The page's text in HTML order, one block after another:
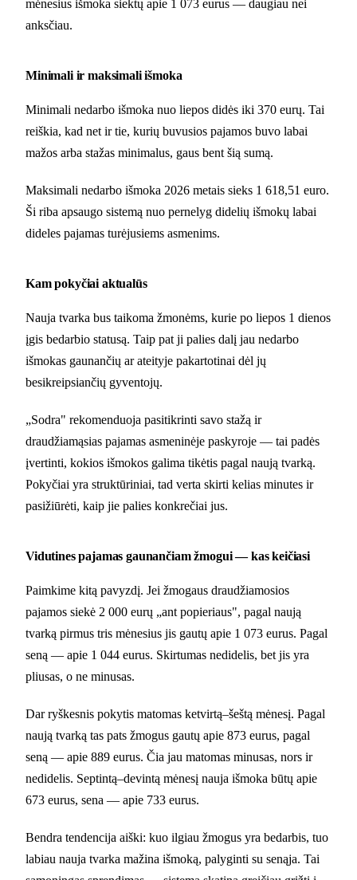
mėnesius išmoka siektų apie 1 073 eurus — daugiau nei
anksčiau.
Minimali ir maksimali išmoka
Minimali nedarbo išmoka nuo liepos didės iki 370 eurų. Tai
reiškia, kad net ir tie, kurių buvusios pajamos buvo labai
mažos arba stažas minimalus, gaus bent šią sumą.
Maksimali nedarbo išmoka 2026 metais sieks 1 618,51 euro.
Ši riba apsaugo sistemą nuo pernelyg didelių išmokų labai
dideles pajamas turėjusiems asmenims.
Kam pokyčiai aktualūs
Nauja tvarka bus taikoma žmonėms, kurie po liepos 1 dienos
įgis bedarbio statusą. Taip pat ji palies dalį jau nedarbo
išmokas gaunančių ar ateityje pakartotinai dėl jų
besikreipsiančių gyventojų.
„Sodra" rekomenduoja pasitikrinti savo stažą ir
draudžiamąsias pajamas asmeninėje paskyroje — tai padės
įvertinti, kokios išmokos galima tikėtis pagal naują tvarką.
Pokyčiai yra struktūriniai, tad verta skirti kelias minutes ir
pasižiūrėti, kaip jie palies konkrečiai jus.
Vidutines pajamas gaunančiam žmogui — kas keičiasi
Paimkime kitą pavyzdį. Jei žmogaus draudžiamosios
pajamos siekė 2 000 eurų „ant popieriaus", pagal naują
tvarką pirmus tris mėnesius jis gautų apie 1 073 eurus. Pagal
seną — apie 1 044 eurus. Skirtumas nedidelis, bet jis yra
pliusas, o ne minusas.
Dar ryškesnis pokytis matomas ketvirtą–šeštą mėnesį. Pagal
naują tvarką tas pats žmogus gautų apie 873 eurus, pagal
seną — apie 889 eurus. Čia jau matomas minusas, nors ir
nedidelis. Septintą–devintą mėnesį nauja išmoka būtų apie
673 eurus, sena — apie 733 eurus.
Bendra tendencija aiški: kuo ilgiau žmogus yra bedarbis, tuo
labiau nauja tvarka mažina išmoką, palyginti su senąja. Tai